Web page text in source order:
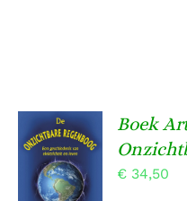
TOEVOEGEN
AAN
WINKELWAGEN
/
Boek
€ 34,50